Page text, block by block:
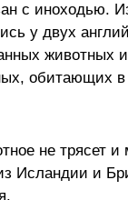
с иноходью.
у двух
животных
обитающих в
не трясет
Исландии и